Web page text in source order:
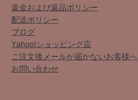
返金および返品ポリシー
配送ポリシー
ブログ
Yahoo!ショッピング店
ご注文後メールが届かないお客様へ
お問い合わせ